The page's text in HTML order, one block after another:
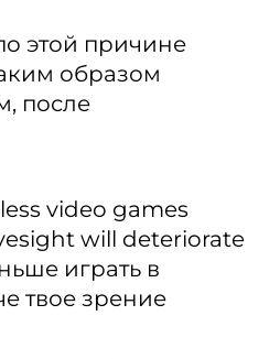
этой причине
образом
после
video games
will deteriorate
играть в
твое зрение